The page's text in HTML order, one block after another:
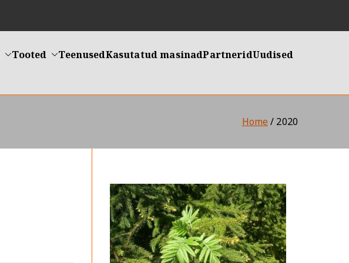
Tooted TeenusedKasutatud masinadPartneridUudised
Home 2020